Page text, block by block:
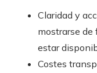
Claridad y
mostrarse
estar
Costes